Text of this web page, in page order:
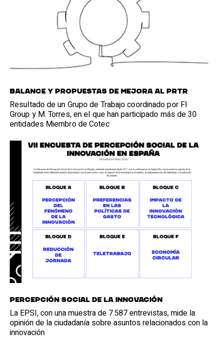
Balance y propuestas de mejora al PRTR
Resultado de un Grupo de Trabajo coordinado por FI
Group y M. Torres, en el que han participado más de 30
entidades Miembro de Cotec
Percepción social de la innovación
La EPSI, con una muestra de 7.587 entrevistas, mide la
opinión de la ciudadanía sobre asuntos relacionados con la
innovación